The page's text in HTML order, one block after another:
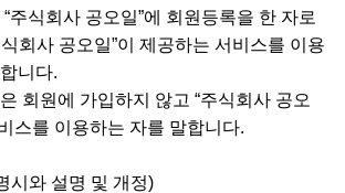
주식회사 공오일”에 회원등록을 한 자로
회사 공오일”이 제공하는 서비스를 이용
니다.
회원에 가입하지 않고 “주식회사 공오
스를 이용하는 자를 말합니다.
시와 설명 및 개정)